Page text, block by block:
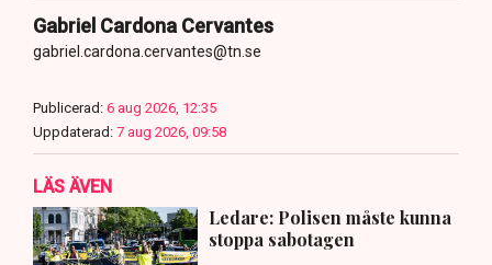
Gabriel Cardona Cervantes
gabriel.cardona.cervantes@tn.se
Publicerad: 6 aug 2026, 12:35
Uppdaterad: 7 aug 2026, 09:58
LÄS ÄVEN
Ledare: Polisen måste kunna
stoppa sabotagen